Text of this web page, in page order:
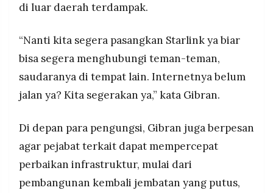
di luar daerah terdampak.
“Nanti kita segera pasangkan Starlink ya biar
bisa segera menghubungi teman-teman,
saudaranya di tempat lain. Internetnya belum
jalan ya? Kita segerakan ya,” kata Gibran.
Di depan para pengungsi, Gibran juga berpesan
agar pejabat terkait dapat mempercepat
perbaikan infrastruktur, mulai dari
pembangunan kembali jembatan yang putus,